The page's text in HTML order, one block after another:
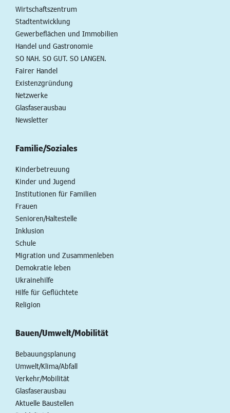
Wirtschaftszentrum
Stadtentwicklung
Gewerbeflächen und Immobilien
Handel und Gastronomie
SO NAH. SO GUT. SO LANGEN.
Fairer Handel
Existenzgründung
Netzwerke
Glasfaserausbau
Newsletter
Familie/Soziales
Kinderbetreuung
Kinder und Jugend
Institutionen für Familien
Frauen
Senioren/Haltestelle
Inklusion
Schule
Migration und Zusammenleben
Demokratie leben
Ukrainehilfe
Hilfe für Geflüchtete
Religion
Bauen/Umwelt/Mobilität
Bebauungsplanung
Umwelt/Klima/Abfall
Verkehr/Mobilität
Glasfaserausbau
Aktuelle Baustellen